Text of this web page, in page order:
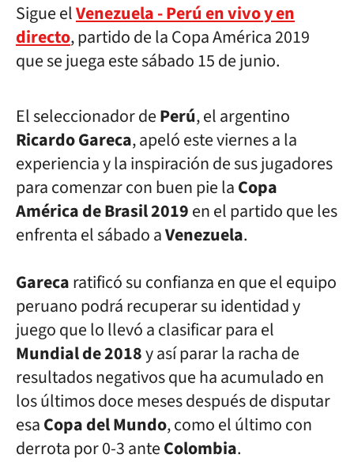
Sigue elVenezuela - Perú en vivo y en
directo, partido de la Copa América 2019
que se juega este sábado 15 de junio.
El seleccionador dePerú, elargentino
RicardoGareca, apeló este viernes a la
experiencia y la inspiraciónde sus jugadores
para comenzar con buen pie laCopa
América de Brasil2019en el partido que les
enfrenta el sábado aVenezuela.
Garecaratificó su confianza en que el equipo
peruano podrá recuperarsu identidad y
juego que lo llevó a clasificar para el
Mundial de 2018y así parar la racha de
resultados negativos que ha acumulado en
losúltimos doce meses después de disputar
esaCopa del Mundo, como el últimocon
derrota por 0-3 anteColombia.